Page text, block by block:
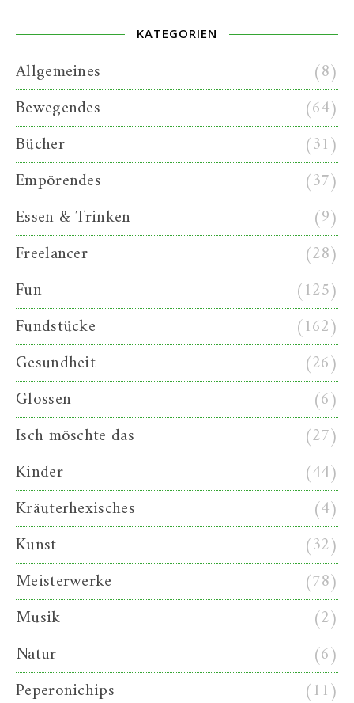
KATEGORIEN
Allgemeines
(8)
Bewegendes
(64)
Bücher
(31)
Empörendes
(37)
Essen & Trinken
(9)
Freelancer
(28)
Fun
(125)
Fundstücke
(162)
Gesundheit
(26)
Glossen
(6)
Isch möschte das
(27)
Kinder
(44)
Kräuterhexisches
(4)
Kunst
(32)
Meisterwerke
(78)
Musik
(2)
Natur
(6)
Peperonichips
(11)